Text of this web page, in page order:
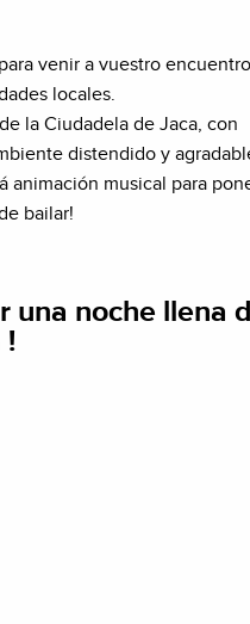
venir a vuestro
locales.
la Ciudadela de Jaca, con
distendido y
animación musical para
bailar!
una noche llena
!